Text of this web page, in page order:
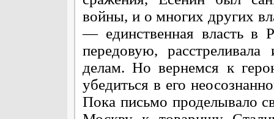
войны, и о многих других
— единственная власть в
передовую,
делам. Но вернемся к
убедиться в его
Пока письмо проделывало